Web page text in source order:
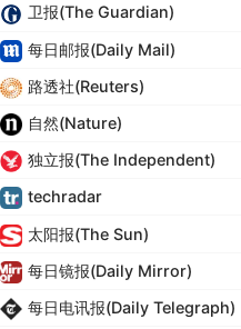
卫报(The Guardian)
每日邮报(Daily Mail)
路透社(Reuters)
自然(Nature)
独立报(The Independent)
techradar
太阳报(The Sun)
每日镜报(Daily Mirror)
每日电讯报(Daily Telegraph)